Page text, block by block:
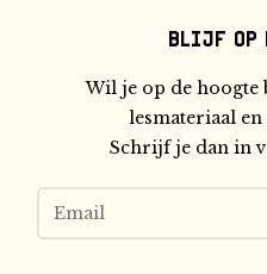
Blijf op
Wil je op de hoogte
lesmateriaal en
Schrijf je dan in